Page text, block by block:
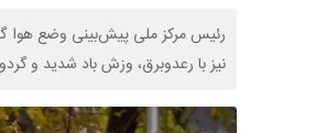
رئیس مرکز ملی پیش‌بینی وضع هوا
نیز با رعدوبرق، وزش باد شدید و